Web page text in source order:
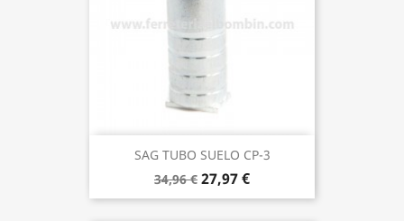
SAG TUBO SUELO CP-3
34,96 € 27,97 €